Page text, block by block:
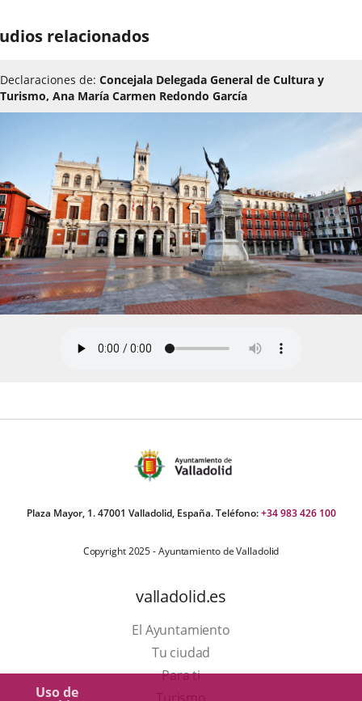
Uso de
draft ()
relacionados
Declaraciones de: Concejala Delegada General de Cultura y
Turismo, Ana María Carmen Redondo García
Plaza Mayor, 1. 47001 Valladolid, España. Teléfono:+34 983 426 100
Copyright 2025 - Ayuntamiento de Valladolid
valladolid.es
El Ayuntamiento
Tu ciudad
Para ti